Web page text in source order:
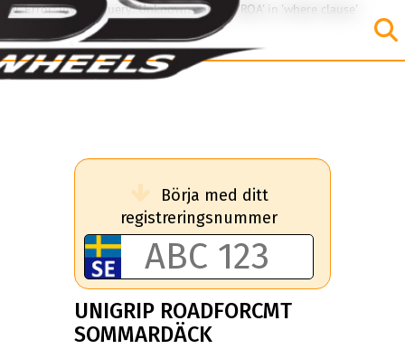
SQL Error: Invalid query: Unknown column 'ROA' in 'where clause'
Börja med ditt
registreringsnummer
UNIGRIP ROADFORCMT
SOMMARDÄCK